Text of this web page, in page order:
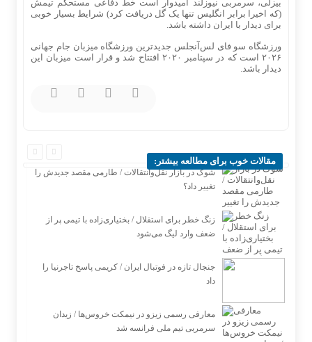
بیزلی، سرمربی نیوزلند امیدوار است خط دفاعی مستحکم تیمش
(که اخیرا برابر انگلیس تنها یک گل دریافت کرد) شرایط بسیار خوبی
برای دیدار با ایران داشته باشد.
ورزشگاه سو فای لس‌آنجلس جدیدترین ورزشگاه میزبان جام جهانی
۲۰۲۶ است که در سپتامبر ۲۰۲۰ افتتاح شد و قرار است میزبان این
دیدار باشد.
مقالات خوب برای مطالعه بیشتر:
شوک در بازار نقل‌وانتقالات / طارمی مقصد جدیدش را
تغییر داد؟
زنگ خطر برای استقلال / بختیاری‌زاده با تیمی پر از
ضعف وارد لیگ می‌شود
جنجال تازه در فوتبال ایران / کریمی پاسخ تاجرنیا را
داد
معارفی رسمی زیزو در نیمکت خروس‌ها / زیدان
سرمربی تیم ملی فرانسه شد